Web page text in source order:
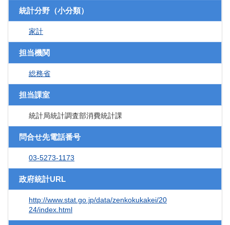
統計分野（小分類）
家計
担当機関
総務省
担当課室
統計局統計調査部消費統計課
問合せ先電話番号
03-5273-1173
政府統計URL
http://www.stat.go.jp/data/zenkokukakei/20
24/index.html